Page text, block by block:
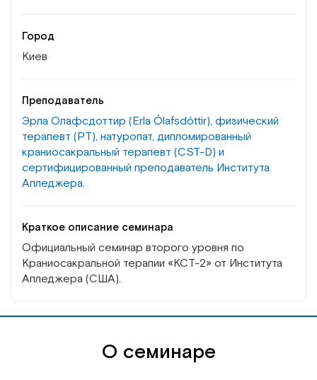
Город
Киев
Преподаватель
Эрла Олафсдоттир (Erla Ólafsdóttir), физический
терапевт (PT), натуропат, дипломированный
краниосакральный терапевт (CST-D) и
сертифицированный преподаватель Института
Апледжера.
Краткое описание семинара
Официальный семинар второго уровня по
Краниосакральной терапии «КСТ-2» от Института
Апледжера (США).
О семинаре